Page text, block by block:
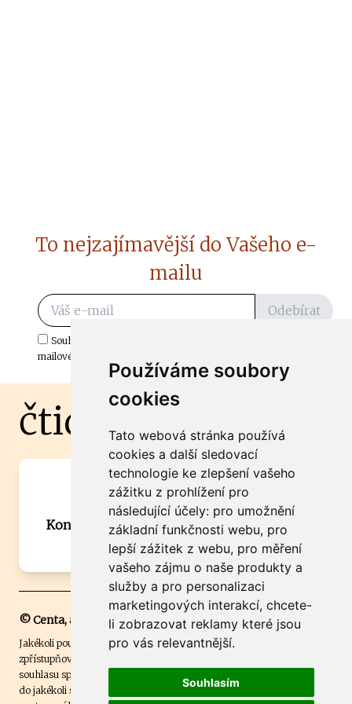
Používáme soubory
cookies
Tato webová stránka používá
cookies a další sledovací
technologie ke zlepšení vašeho
zážitku z prohlížení pro
následující účely: pro umožnění
základní funkčnosti webu, pro
lepší zážitek z webu, pro měření
vašeho zájmu o naše produkty a
služby a pro personalizaci
marketingových interakcí, chcete-
li zobrazovat reklamy které jsou
pro vás relevantnější.
Souhlasím
To nejzajímavější do Vašeho e-
mailu
Odebírat
Souhlasím s odběrem důležitých zpráv ze ČtiDoma.cz do mé e-
mailové schránky.
čtidoma.cz
Máte zajímavou informaci? Chcete
spolupracovat?
Kontaktujte šéfredaktora Martina Chalupu:
chalupa@ctidoma.cz
© Centa, a.s.
Jakékoli použití obsahu včetně převzetí, šíření či dalšího užití a
zpřístupňování textových či obrazových materiálů bez písemného
souhlasu společnosti Centa,a.s. je zakázáno. Čtenář svým přihlášením
do jakékoli soutěže na našem webu dává souhlas s tím, že v případě, že